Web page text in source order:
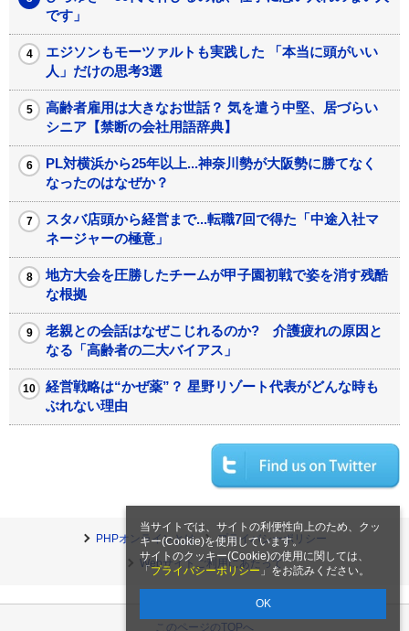
当サイトでは、サイトの利便性向上のため、クッ
キー(Cookie)を使用しています。
サイトのクッキー(Cookie)の使用に関しては、
「 プライバシーポリシー 」をお読みください。
OK
です」
エジソンもモーツァルトも実践した 「本当に頭がいい
人」だけの思考3選
高齢者雇用は大きなお世話？ 気を遣う中堅、居づらい
シニア【禁断の会社用語辞典】
PL対横浜から25年以上...神奈川勢が大阪勢に勝てなく
なったのはなぜか？
スタバ店頭から経営まで...転職7回で得た「中途入社マ
ネージャーの極意」
地方大会を圧勝したチームが甲子園初戦で姿を消す残酷
な根拠
老親との会話はなぜこじれるのか? 介護疲れの原因と
なる「高齢者の二大バイアス」
経営戦略は“かぜ薬”？ 星野リゾート代表がどんな時も
ぶれない理由
PHPオンラインとは
プライバシーポリシー
Webサイトご利用にあたって
このページのTOPへ